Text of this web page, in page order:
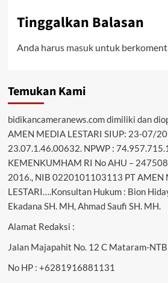
Tinggalkan Balasan
Anda harus masukuntuk
Temukan Kami
bidikancameranews.com dimiliki dan
AMEN MEDIA LESTARI SIUP: 23-07/
23.07.1.46.00632. NPWP :
KEMENKUMHAM RI No AHU –
2016., NIB 0220101103113 PT AMEN
LESTARI….Konsultan Hukum : Bion
Ekadana SH. MH, Ahmad Saufi SH. MH.
Alamat Redaksi :
Jalan Majapahit No. 12 C Mataram-NTB
No HP : +6281916881131